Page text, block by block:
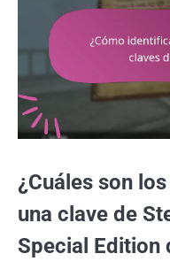
¿Cuáles son
una clave de
Special Edition